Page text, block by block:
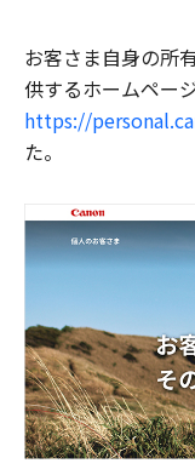
お客さま自身の所
供するホームペー
https://
た。